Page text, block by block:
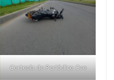
Cortesía de Periódico Cve